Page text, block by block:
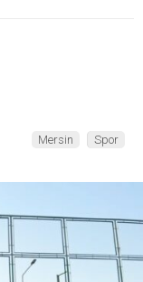
Mersin Spor